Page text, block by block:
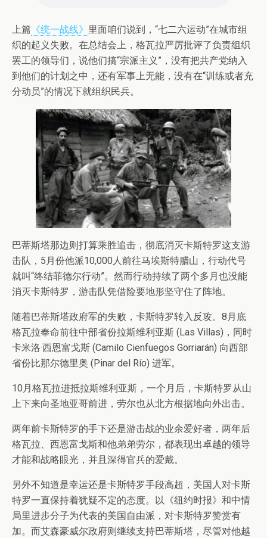
上篇 《统一战线》 里面咱们说到，“七二六运动”在城市组
织的起义失败。在总结会上，格瓦拉严厉批评了负责组织
罢工的领导们，说他们搞“宗派主义”，没有把共产党纳入
到他们的计划之中，还有军事上无能，没有在“训练或者充
分动员”的情况下就组织民兵。
巴蒂斯塔那边则打算乘胜追击，彻底消灭卡斯特罗这支游
击队，5月份他派10,000人前往马埃斯特腊山，行动代号
就叫“终结菲德尔行动”。然而行动持续了两个多月也没能
消灭卡斯特罗，游击队凭借险要地形坚守住了阵地。
随着巴蒂斯塔政府军的失败，卡斯特罗转入反攻。8月底
格瓦拉奉命前往中部省份拉斯维利亚斯 (Las Villas)，同时
卡米洛·西恩富戈斯 (Camilo Cienfuegos Gorriarán) 向西部
省份比那尔德里奥 (Pinar del Río) 进军。
10月格瓦拉进抵拉斯维利亚斯，一个月后，卡斯特罗从山
上下来向圣地亚哥前进，劳尔也从北方根据地向外出击。
两年前卡斯特罗的手下还是游击战的业余爱好者，两年后
格瓦拉、西恩富戈斯和他弟弟劳尔，都表现出卓越的领导
才能和战略眼光，并且深得官兵的爱戴。
另外不知道是幸运还是卡斯特罗手段高超，美国人对卡斯
特罗一直保持着犹疑不定的态度。以《纽约时报》和中情
局里进步分子为代表的美国自由派，对卡斯特罗赞赏有
加。而艾森豪威尔政府则继续支持巴蒂斯塔，尽管对他越